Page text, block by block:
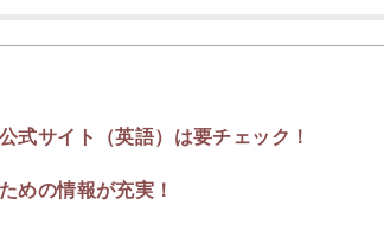
式サイト（英語）は要チェック！
めの情報が充実！